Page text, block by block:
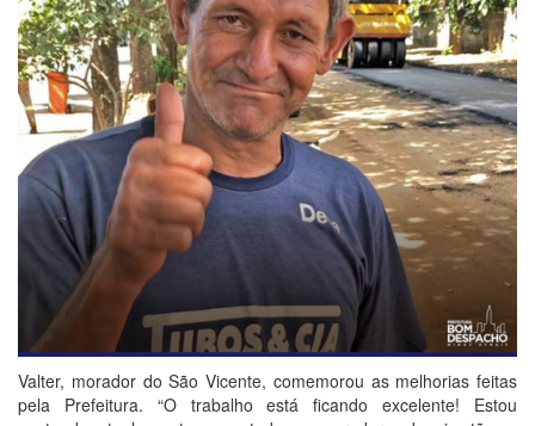
Valter, morador do São Vicente, comemorou as melhorias feitas
pela Prefeitura. “O trabalho está ficando excelente! Estou